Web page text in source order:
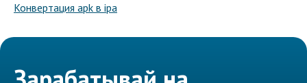
Конвертация apk в ipa